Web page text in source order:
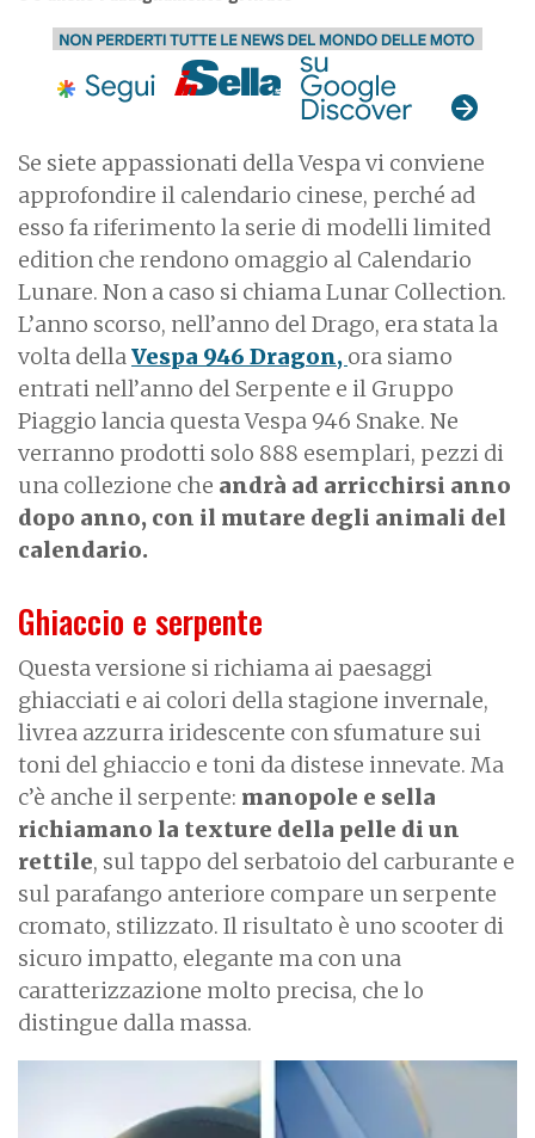
Se siete appassionati della Vespa vi conviene
approfondire il calendario cinese, perché ad
esso fa riferimento la serie di modelli limited
edition che rendono omaggio al Calendario
Lunare. Non a caso si chiama Lunar Collection.
L’anno scorso, nell’anno del Drago, era stata la
volta della Vespa 946 Dragon, ora siamo
entrati nell’anno del Serpente e il Gruppo
Piaggio lancia questa Vespa 946 Snake. Ne
verranno prodotti solo 888 esemplari, pezzi di
una collezione che andrà ad arricchirsi anno
dopo anno, con il mutare degli animali del
calendario.
Ghiaccio e serpente
Questa versione si richiama ai paesaggi
ghiacciati e ai colori della stagione invernale,
livrea azzurra iridescente con sfumature sui
toni del ghiaccio e toni da distese innevate. Ma
c’è anche il serpente: manopole e sella
richiamano la texture della pelle di un
rettile, sul tappo del serbatoio del carburante e
sul parafango anteriore compare un serpente
cromato, stilizzato. Il risultato è uno scooter di
sicuro impatto, elegante ma con una
caratterizzazione molto precisa, che lo
distingue dalla massa.